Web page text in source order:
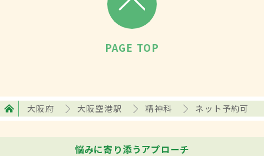
PAGE TOP
大阪府 大阪空港駅 精神科 ネット予約可
悩みに寄り添うアプローチ